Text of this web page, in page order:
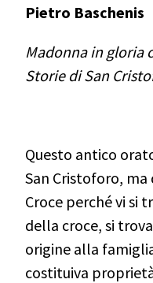
Pietro Baschenis
Madonna in gloria
Storie di San
Questo antico
San Cristoforo,
Croce perché vi si
della croce, si
origine alla
costituiva